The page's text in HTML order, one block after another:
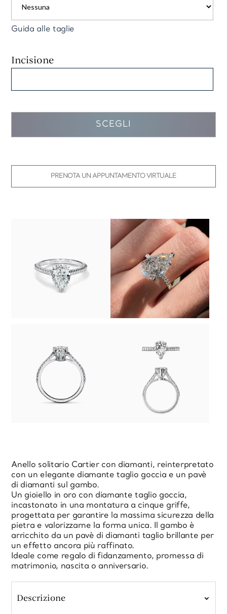
Guida alle taglie
Incisione
SCEGLI
PRENOTA UN APPUNTAMENTO VIRTUALE
Anello solitario Cartier con diamanti, reinterpretato
con un elegante diamante taglio goccia e un pavè
di diamanti sul gambo.
Un gioiello in oro con diamante taglio goccia,
incastonato in una montatura a cinque griffe,
progettata per garantire la massima sicurezza della
pietra e valorizzarne la forma unica. Il gambo è
arricchito da un pavè di diamanti taglio brillante per
un effetto ancora più raffinato.
Ideale come regalo di fidanzamento, promessa di
matrimonio, nascita o anniversario.
Descrizione